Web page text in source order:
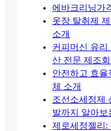
에바크리닝가
옷장 탈취제
소개
커피머신 유리
산 전문 제조
안전하고 효율
체 소개
조선소세정제
발까지 알아보
제로세정젤리: